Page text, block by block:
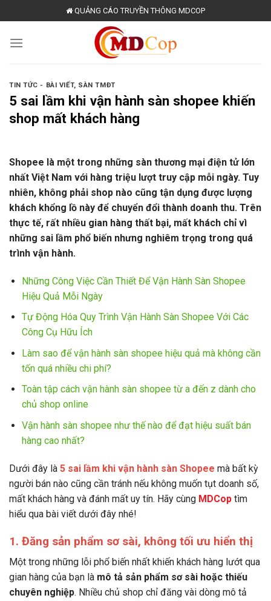
to
content
QUẢNG CÁO TRUYỀN THÔNG MDCOP
TIN TỨC - BÀI VIẾT, SÀN TMĐT
5 sai lầm khi vận hành sàn shopee khiến
shop mất khách hàng
Shopee là một trong những sàn thương mại điện tử lớn
nhất Việt Nam với hàng triệu lượt truy cập mỗi ngày. Tuy
nhiên, không phải shop nào cũng tận dụng được lượng
khách khổng lồ này để chuyển đổi thành doanh thu. Trên
thực tế, rất nhiều gian hàng thất bại, mất khách chỉ vì
những sai lầm phổ biến nhưng nghiêm trọng trong quá
trình vận hành.
Những Công Việc Cần Thiết Để Vận Hành Sàn Shopee
Hiệu Quả Mỗi Ngày
Tự Động Hóa Quy Trình Vận Hành Sàn Shopee Với Các
Công Cụ Hữu Ích
Làm sao để vận hành sàn shopee hiệu quả mà không cần
tốn quá nhiều chi phí?
Toàn tập cách vận hành sàn shopee từ a đến z dành cho
chủ shop online
Vận hành sàn shopee như thế nào để đạt hiệu suất bán
hàng cao nhất?
Dưới đây là 5 sai lầm khi vận hành sàn Shopee mà bất kỳ
người bán nào cũng cần tránh nếu không muốn tụt doanh số,
mất khách hàng và đánh mất uy tín. Hãy cùng MDCop tìm
hiểu qua bài viết dưới đây nhé!
1. Đăng sản phẩm sơ sài, không tối ưu hiển thị
Một trong những lỗi phổ biến nhất khiến khách hàng lướt qua
gian hàng của bạn là mô tả sản phẩm sơ sài hoặc thiếu
chuyên nghiệp. Nhiều chủ shop chỉ đăng vài dòng mô tả